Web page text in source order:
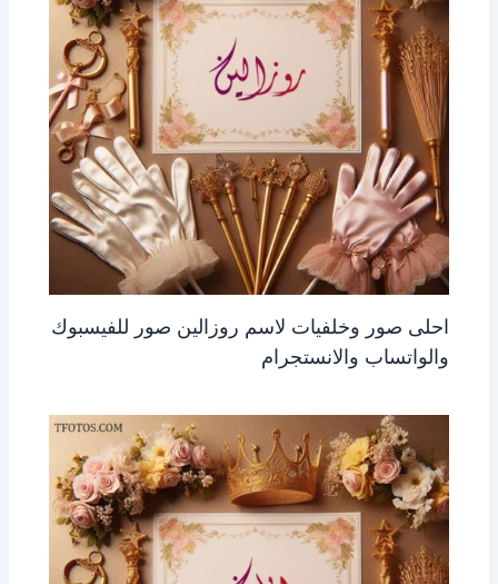
احلى صور وخلفيات لاسم روزالين صور للفيسبوك
والواتساب والانستجرام